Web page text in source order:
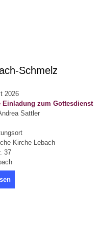
Schmelz
2026
Einladung zum Gottesdienst
Sattler
Kirche Lebach
37